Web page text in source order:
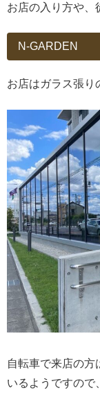
お店の入り方や、
N-GARDEN
お店はガラス張り
自転車で来店の方
いるようですので